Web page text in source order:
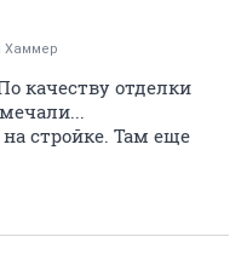
Хаммер
качеству отделки
стройке. Там еще